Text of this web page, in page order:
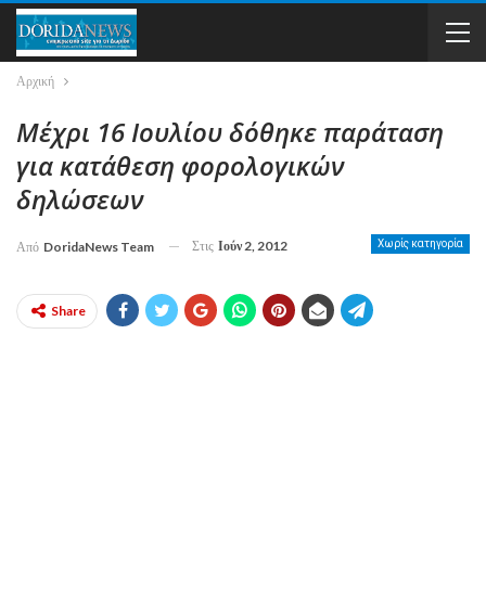
Αρχική
Μέχρι 16 Ιουλίου δόθηκε παράταση
για κατάθεση φορολογικών
δηλώσεων
Χωρίς κατηγορία
Από DoridaNews Team Στις Ιούν 2, 2012
Share